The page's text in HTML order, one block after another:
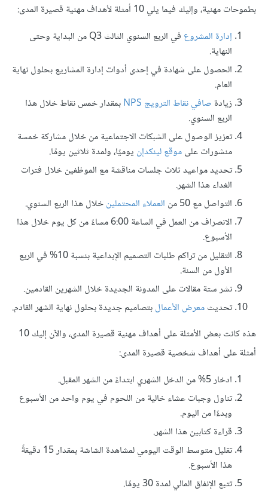
بطموحات مهنية، وإليك فيما يلي 10 أمثلة لأهداف مهنية قصيرة المدى:
إدارة المشروع
في الربع السنوي الثالث Q3 من البداية وحتى
النهاية.
الحصول على شهادة في إحدى أدوات إدارة المشاريع بحلول نهاية
العام.
زيادة صافي نقاط الترويج NPS
بمقدار خمس نقاط خلال هذا
الربع السنوي.
تعزيز الوصول على الشبكات الاجتماعية من خلال مشاركة خمسة
منشورات علىموقع لينكدإن يوميًا، ولمدة ثلاثين يومًا.
تحديد مواعيد ثلاث جلسات مناقشة مع الموظفين خلال فترات
الغداء هذا الشهر.
التواصل مع 50 من
العملاء المحتملينخلال هذا الربع السنوي.
الانصراف من العمل في الساعة 6:00 مساءً من كل يوم خلال هذا
الأسبوع.
التقليل من تراكم طلبات التصميم الإبداعية بنسبة 10% في الربع
الأول من السنة.
نشر ستة مقالات على المدونة الجديدة خلال الشهرين القادمين.
تحديثمعرض الأعمالبتصاميم جديدة بحلول نهاية الشهر القادم.
هذه كانت بعض الأمثلة على أهداف مهنية قصيرة المدى، والآن إليك 10
أمثلة على أهداف شخصية قصيرة المدى:
ادخار 5% من الدخل الشهري ابتداءً من الشهر المقبل.
تناول وجبات عشاء خالية من اللحوم في يوم واحد من الأسبوع
وبدءًا من اليوم.
قراءة كتابين هذا الشهر.
تقليل متوسط الوقت اليومي لمشاهدة الشاشة بمقدار 15 دقيقةً
هذا الأسبوع.
تتبع الإنفاق المالي لمدة 30 يومًا.